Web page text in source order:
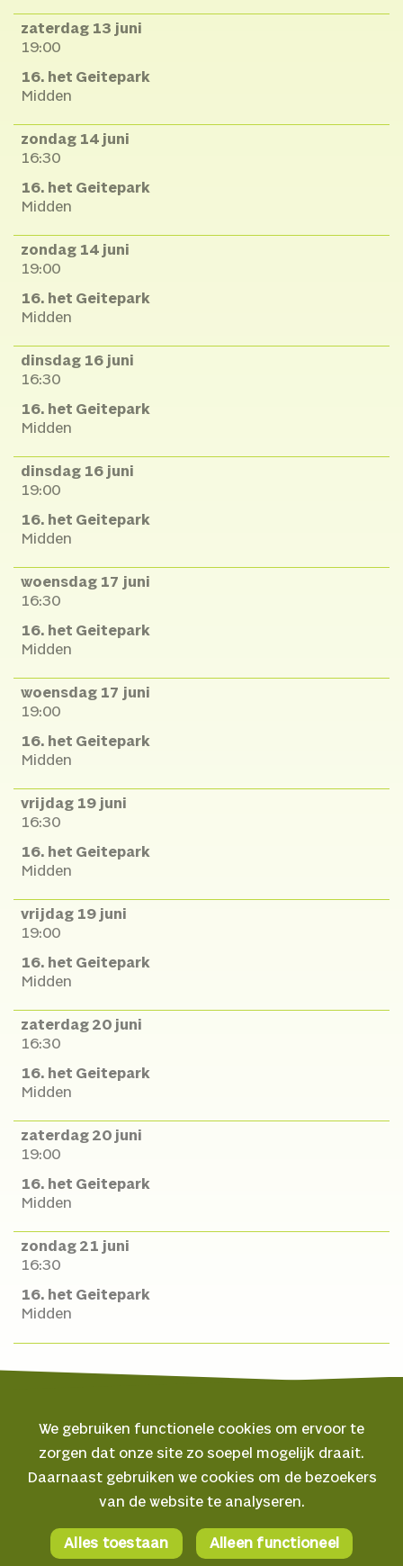
zaterdag 13 juni
19:00
16. het Geitepark
Midden
zondag 14 juni
16:30
16. het Geitepark
Midden
zondag 14 juni
19:00
16. het Geitepark
Midden
dinsdag 16 juni
16:30
16. het Geitepark
Midden
dinsdag 16 juni
19:00
16. het Geitepark
Midden
woensdag 17 juni
16:30
16. het Geitepark
Midden
woensdag 17 juni
19:00
16. het Geitepark
Midden
vrijdag 19 juni
16:30
16. het Geitepark
Midden
vrijdag 19 juni
19:00
16. het Geitepark
Midden
zaterdag 20 juni
16:30
16. het Geitepark
Midden
zaterdag 20 juni
19:00
16. het Geitepark
Midden
zondag 21 juni
16:30
16. het Geitepark
Midden
© 2026 Oerol
Algemene voorwaarden
Privacyverklaring
Facebook
We gebruiken functionele cookies om ervoor te
zorgen dat onze site zo soepel mogelijk draait.
Daarnaast gebruiken we cookies om de bezoekers
van de website te analyseren.
Alles toestaan Alleen functioneel